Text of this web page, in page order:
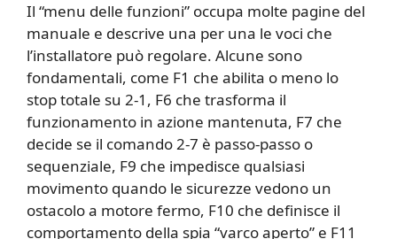
Il “menu delle funzioni” occupa molte pagine del
manuale e descrive una per una le voci che
l’installatore può regolare. Alcune sono
fondamentali, come F1 che abilita o meno lo
stop totale su 2-1, F6 che trasforma il
funzionamento in azione mantenuta, F7 che
decide se il comando 2-7 è passo-passo o
sequenziale, F9 che impedisce qualsiasi
movimento quando le sicurezze vedono un
ostacolo a motore fermo, F10 che definisce il
comportamento della spia “varco aperto” e F11